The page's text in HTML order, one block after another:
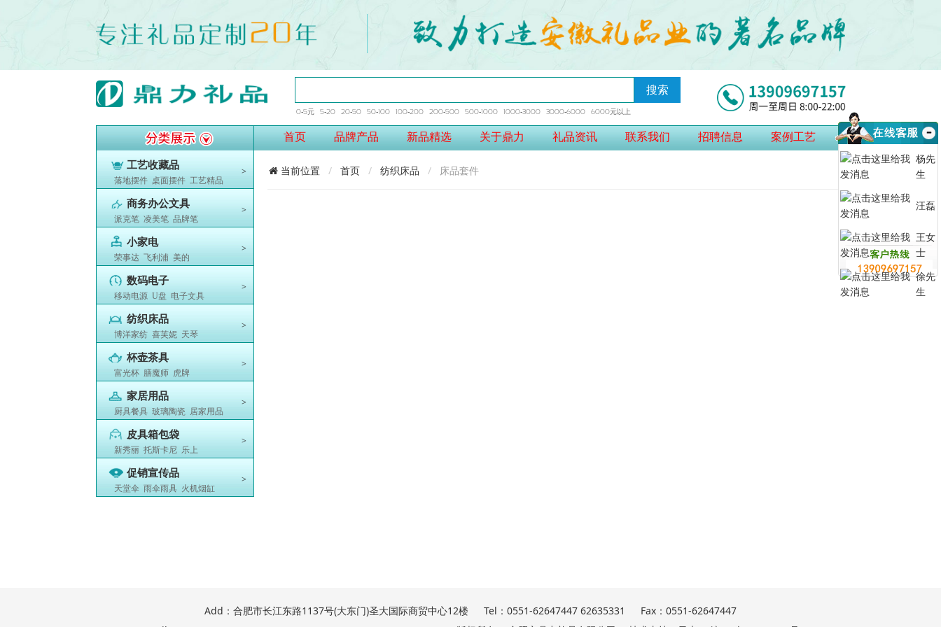
搜索
0-5元 5-20 20-50 50-100 100-200 200-500 500-1000 1000-3000 3000-6000 6000元以上
工艺收藏品
落地摆件 桌面摆件 工艺精品
>
商务办公文具
派克笔 凌美笔 品牌笔
>
小家电
荣事达 飞利浦 美的
>
数码电子
移动电源 U盘 电子文具
>
纺织床品
博洋家纺 喜芙妮 天琴
>
杯壶茶具
富光杯 膳魔师 虎牌
>
家居用品
厨具餐具 玻璃陶瓷 居家用品
>
皮具箱包袋
新秀丽 托斯卡尼 乐上
>
促销宣传品
天堂伞 雨伞雨具 火机烟缸
>
首页 品牌产品 新品精选 关于鼎力 礼品资讯 联系我们 招聘信息 案例工艺
当前位置 首页 纺织床品 床品套件
Add：合肥市长江东路1137号(大东门)圣大国际商贸中心12楼 Tel：0551-62647447 62635331 Fax：0551-62647447
杨先
生
汪磊
王女
士
徐先
生